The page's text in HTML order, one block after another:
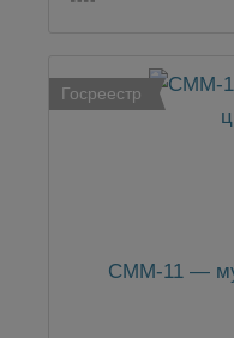
Госреестр
CMM-11 —